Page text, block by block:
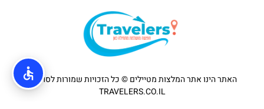
האתר הינו אתר המלצות מטיילים © כל הזכויות שמורות לסוכנות
TRAVELERS.CO.IL